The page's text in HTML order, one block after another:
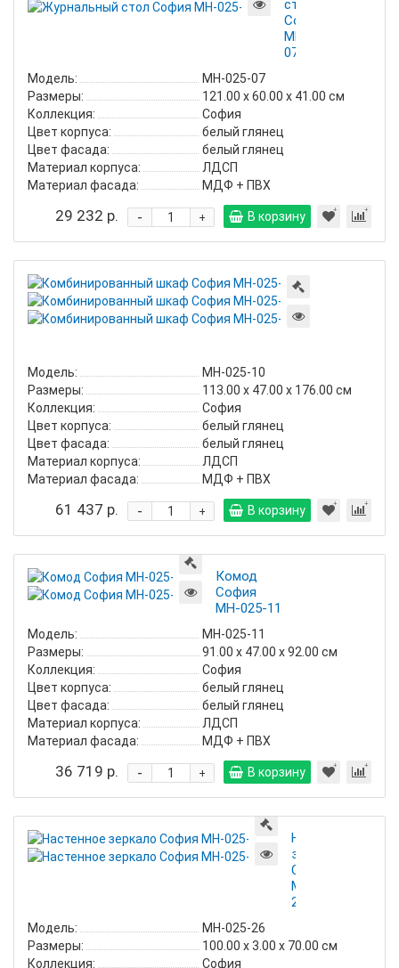
стол
София
МН-025-
07
Модель:
МН-025-07
Размеры:
121.00 х 60.00 х 41.00 см
Коллекция:
София
Цвет корпуса:
белый глянец
Цвет фасада:
белый глянец
Материал корпуса:
ЛДСП
Материал фасада:
МДФ + ПВХ
29 232 р. +
- В корзину
Модель:
МН-025-10
Размеры:
113.00 х 47.00 х 176.00 см
Коллекция:
София
Цвет корпуса:
белый глянец
Цвет фасада:
белый глянец
Материал корпуса:
ЛДСП
Материал фасада:
МДФ + ПВХ
61 437 р. +
- В корзину
Комод
София
МН-025-11
Модель:
МН-025-11
Размеры:
91.00 х 47.00 х 92.00 см
Коллекция:
София
Цвет корпуса:
белый глянец
Цвет фасада:
белый глянец
Материал корпуса:
ЛДСП
Материал фасада:
МДФ + ПВХ
36 719 р. +
- В корзину
Настенное
зеркало
София
МН-025-
26
Модель:
МН-025-26
Размеры:
100.00 х 3.00 х 70.00 см
Коллекция:
София